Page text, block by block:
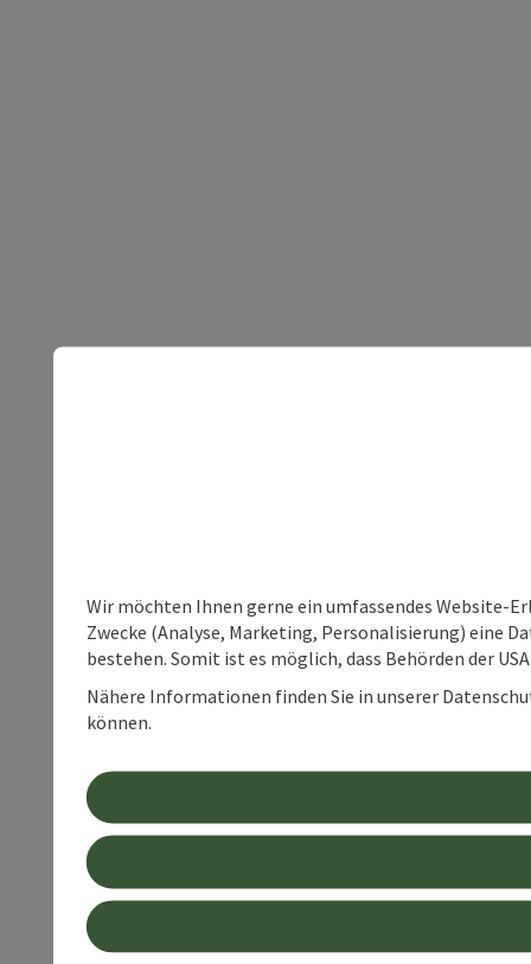
Wir möchten Ihnen gerne ein umfassendes Website-
Zwecke (Analyse, Marketing, Personalisierung) eine
bestehen. Somit ist es möglich, dass Behörden der
Nähere Informationen finden Sie in unserer
können.